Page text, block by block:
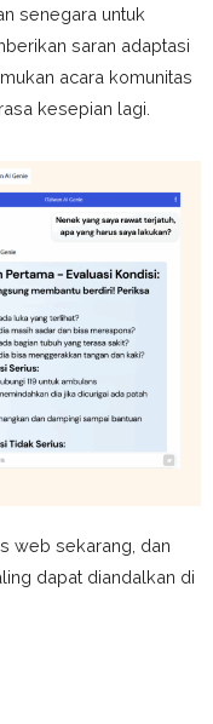
senegara untuk
saran adaptasi
acara komunitas
kesepian lagi.
web sekarang, dan
dapat diandalkan di